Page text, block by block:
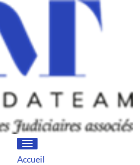
Toggle
navigation
Accueil